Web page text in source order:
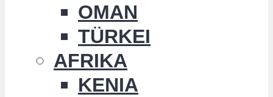
OMAN
TÜRKEI
AFRIKA
KENIA